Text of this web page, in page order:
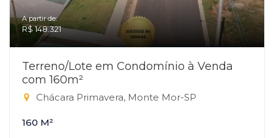
A partir de:
R$ 148.321
Terreno/Lote em Condomínio à Venda
com 160m²
Chácara Primavera, Monte Mor-SP
160 M²